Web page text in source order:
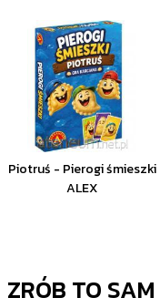
Piotruś - Pierogi śmieszki
ALEX
ZRÓB TO SAM